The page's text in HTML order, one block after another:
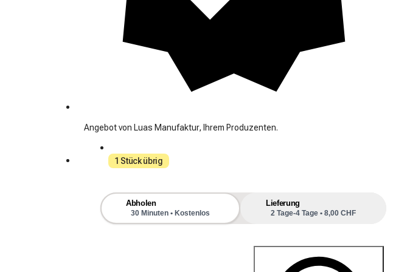
Angebot von Luas Manufaktur, Ihrem Produzenten.
1 Stück übrig
Abholen
30 Minuten • Kostenlos
Lieferung
2 Tage-4 Tage • 8,00 CHF